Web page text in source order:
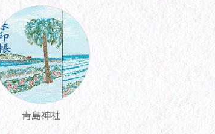
青島神社